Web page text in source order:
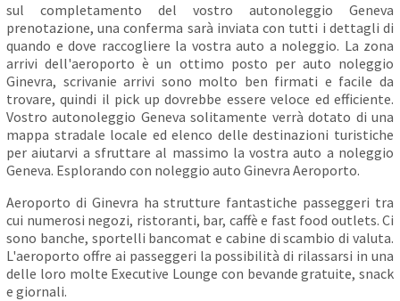
sul completamento del vostro autonoleggio Geneva
prenotazione, una conferma sarà inviata con tutti i dettagli di
quando e dove raccogliere la vostra auto a noleggio. La zona
arrivi dell'aeroporto è un ottimo posto per auto noleggio
Ginevra, scrivanie arrivi sono molto ben firmati e facile da
trovare, quindi il pick up dovrebbe essere veloce ed efficiente.
Vostro autonoleggio Geneva solitamente verrà dotato di una
mappa stradale locale ed elenco delle destinazioni turistiche
per aiutarvi a sfruttare al massimo la vostra auto a noleggio
Geneva. Esplorando con noleggio auto Ginevra Aeroporto.
Aeroporto di Ginevra ha strutture fantastiche passeggeri tra
cui numerosi negozi, ristoranti, bar, caffè e fast food outlets. Ci
sono banche, sportelli bancomat e cabine di scambio di valuta.
L'aeroporto offre ai passeggeri la possibilità di rilassarsi in una
delle loro molte Executive Lounge con bevande gratuite, snack
e giornali.